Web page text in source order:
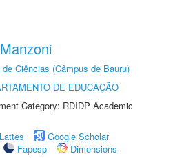
de Ciências (Câmpus de Bauru)
DE EDUCAÇÃO
Category: RDIDP Academic
Google Scholar
Fapesp
Dimensions